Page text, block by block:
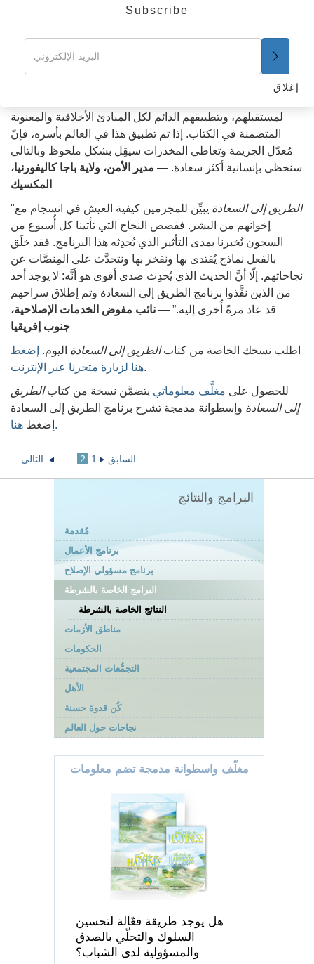
الإيجابي بين أفراد المجتمع. شهدت منطقة محددة، انخفاض وصل
نقيب، إدارة شرطة
السعادة،
لمستقبلهم، وبتطبيقهم الدائم لكل المبادئ الأخلاقية والمعنوية
المتضمنة في الكتاب. إذا تم تطبيق هذا في العالم بأسره، فإنّ
مُعدّل الجريمة وتعاطي المخدرات سيقِل بشكل ملحوظ وبالتالي
سنحظى بإنسانية أكثر سعادة. — مدير الأمن، ولاية باجا كاليفورنيا،
المكسيك
"
الطريق إلى السعادة يبيِّن للمجرمين كيفية العيش في انسجام مع
إخوانهم من البشر. فقصص النجاح التي تأتينا كل أُسبوع من
السجون تُخبرنا بمدى التأثير الذي يُحدِثه هذا البرنامج. فقد خلَق
بالفعل نماذج يُقتدى بها ونفخر بها ونتحدَّث على المِنصَّات عن
نجاحاتهم. إلّا أنَّ الحديث الذي يُحدِث صدى أقوى هو أنَّه: لا يوجد أحد
من الذين نفَّذوا برنامج الطريق إلى السعادة وتم إطلاق سراحهم
قد عاد مرةً أُخرى إليه.” — نائب مفوض الخدمات الإصلاحية،
جنوب إفريقيا
اطلب نسخك الخاصة من كتابالطريق إلى السعادة اليوم. إضغط
هنا لزيارة متجرنا عبر الإنترنت.
للحصول على مغلَّف معلوماتي يتضمَّن نسخة من كتابالطريق
إلى السعادة وإسطوانة مدمجة تشرح برنامج الطريق إلى السعادة
إضغط هنا.
1
2
Subscribe
إغلاق
البرامج والنتائج
مُقدمة
برنامج الأعمال
برنامج مسؤولي الإصلاح
البرامج الخاصة بالشرطة
النتائج الخاصة بالشرطة
مناطق الأزمات
الحكومات
التجمُّعات المجتمعية
الأهل
كُن قدوة حسنة
نجاحات حول العالم
مغلّف واسطوانة مدمجة تضم معلومات
هل يوجد طريقة فعّالة لتحسين
السلوك والتحلّي بالصدق
والمسؤولية لدى الشباب؟